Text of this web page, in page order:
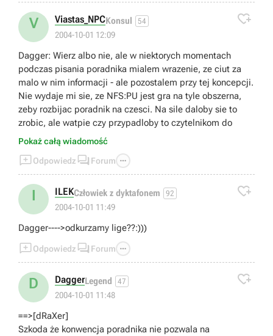
V Viastas_NPCKonsul 54
2004-10-01 12:09

Dagger: Wierz albo nie, ale w niektorych momentach
podczas pisania poradnika mialem wrazenie, ze ciut za
malo w nim informacji - ale pozostalem przy tej koncepcji.
Nie wydaje mi sie, ze NFS:PU jest gra na tyle obszerna,
zeby rozbijac poradnik na czesci. Na sile daloby sie to
zrobic, ale watpie czy przypadloby to czytelnikom do
gustu.
A jesli chodzi o znajomosc skrotow: w opisie do Zone
Industrielle sa opisane skroty (ponadto sa w zadaniach
Factory Driver, jezeli scigasz sie na tej mapie, np zadanie
8 trybu Junior Test Driver); Auvergne - tutaj gdybym chcial
wymienic wszystkie mozliwe trasy i skroty musialbym
dysponowac szczegolowa mapa do zamieszczenia w
poradniku, niestety takowej nie posiadam. Normandie -
skroty sa opisane w opisie trasy i zaznaczone na mapie.
Pokaż całą wiadomość
Odpowiedz  Forum 
I ILEKCzłowiek z dyktafonem 92
2004-10-01 11:49

Dagger---->odkurzamy lige??:)))
Odpowiedz  Forum 
D DaggerLegend 47
2004-10-01 11:48

==>[dRaXer]
Szkoda że konwencja poradnika nie pozwala na